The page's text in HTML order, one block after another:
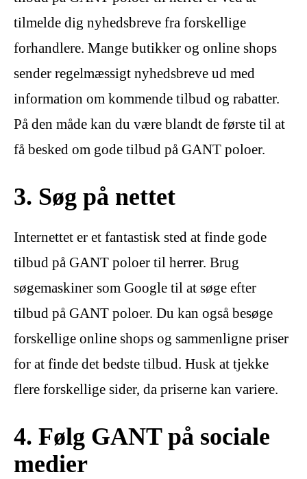
tilmelde dig nyhedsbreve fra forskellige
forhandlere. Mange butikker og online shops
sender regelmæssigt nyhedsbreve ud med
information om kommende tilbud og rabatter.
På den måde kan du være blandt de første til at
få besked om gode tilbud på GANT poloer.
3. Søg på nettet
Internettet er et fantastisk sted at finde gode
tilbud på GANT poloer til herrer. Brug
søgemaskiner som Google til at søge efter
tilbud på GANT poloer. Du kan også besøge
forskellige online shops og sammenligne priser
for at finde det bedste tilbud. Husk at tjekke
flere forskellige sider, da priserne kan variere.
4. Følg GANT på sociale
medier